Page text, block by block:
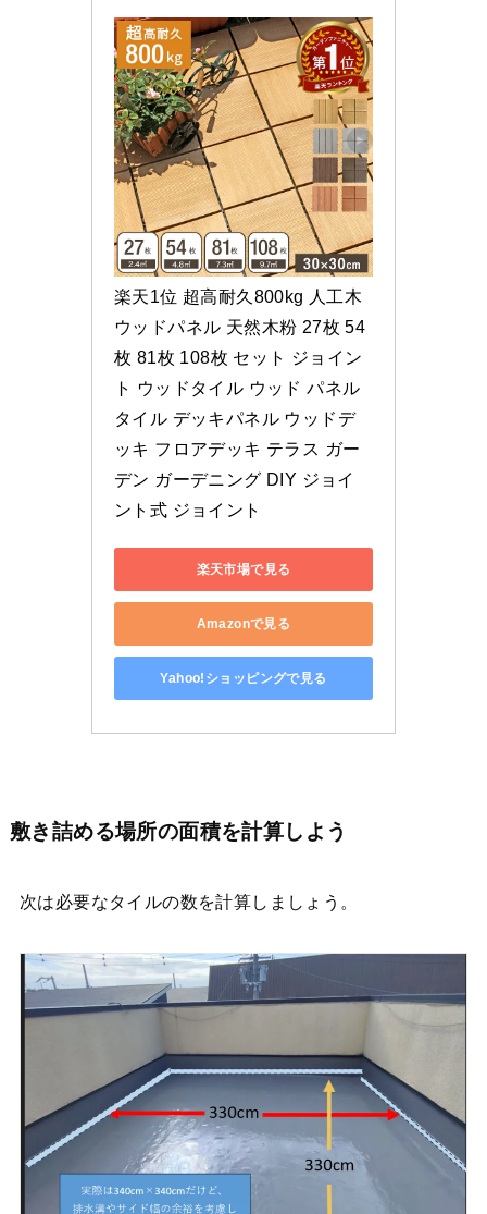
楽天1位 超高耐久800kg 人工木
ウッドパネル 天然木粉 27枚 54
枚 81枚 108枚 セット ジョイン
ト ウッドタイル ウッド パネル
タイル デッキパネル ウッドデ
ッキ フロアデッキ テラス ガー
デン ガーデニング DIY ジョイ
ント式 ジョイント
楽天市場で見る
Amazonで見る
Yahoo!ショッピングで見る
敷き詰める場所の面積を計算しよう
次は必要なタイルの数を計算しましょう。